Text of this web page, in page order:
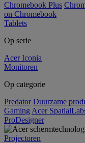
Chromebook Plus
on Chromebook
Tablets
Op serie
Acer Iconia
Monitoren
Op categorie
Predator Duurzame
Gaming Acer
ProDesigner
Projectoren